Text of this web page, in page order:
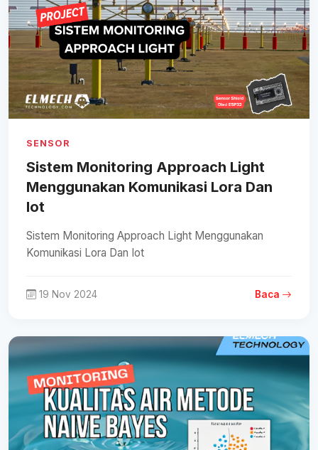
SENSOR
Sistem Monitoring Approach Light
Menggunakan Komunikasi Lora Dan
Iot
Sistem Monitoring Approach Light Menggunakan
Komunikasi Lora Dan Iot
19 Nov 2024 Baca